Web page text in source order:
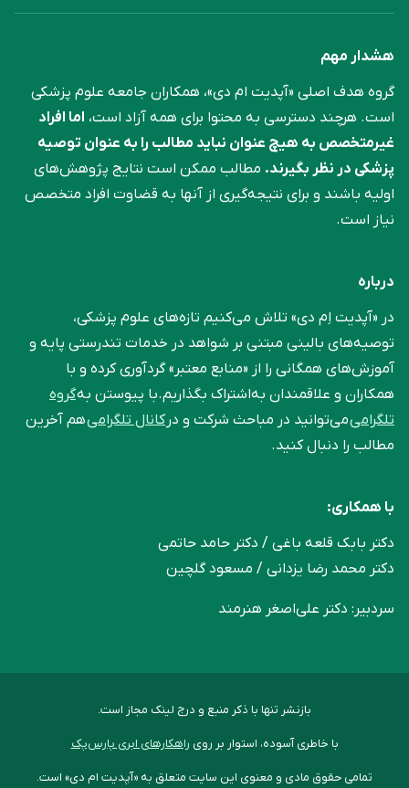
هشدار مهم
گروه هدف اصلی «آپدیت ام دی»، همکاران جامعه علوم ‌پزشکی
است. هرچند دسترسی به محتوا برای همه آزاد است، اما افراد
غیرمتخصص به هیچ عنوان نباید مطالب را به عنوان توصیه
پزشکی در نظر بگیرند. مطالب ممکن است نتایج پژوهش‌های
اولیه باشند و برای نتیجه‌گیری از آنها به قضاوت افراد متخصص
نیاز است.
درباره
در «آپدیت اِم دی» تلاش می‌کنیم تازه‌های علوم پزشکی،
توصیه‌های بالینی مبتنی بر شواهد در خدمات تندرستی پایه و
آموزش‌های همگانی را از «منابع معتبر» گردآوری کرده و با
همکاران و علاقمندان به‌اشتراک بگذاریم.با پیوستن بهگروه
تلگرامیمی‌توانید در مباحث شرکت و درکانال تلگرامیهم آخرین
مطالب را دنبال کنید.
با همکاری:
دکتر بابک قلعه‌ باغی / دکتر حامد حاتمی
دکتر محمد رضا یزدانی / مسعود گلچین
سردبیر: دکتر علی‌اصغر هنرمند
بازنشر تنها با ذکر منبع و درج لینک مجاز است.
با خاطری آسوده، استوار بر روی راهکارهای ابری پارس‌پک
تمامی حقوق مادی و معنوی این سایت متعلق به «آپدیت ام دی» است.